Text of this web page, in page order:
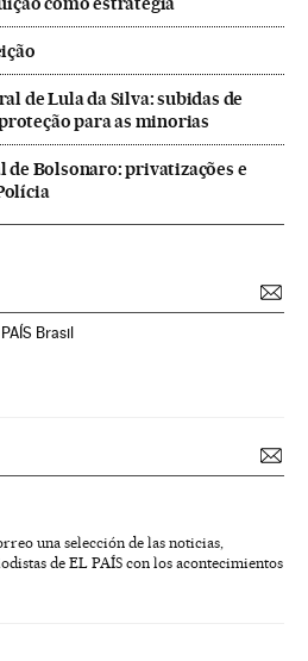
de Lula da Silva: subidas de
para as minorias
Bolsonaro: privatizações e
Brasil
una selección de las noticias,
de EL PAÍS con los acontecimientos